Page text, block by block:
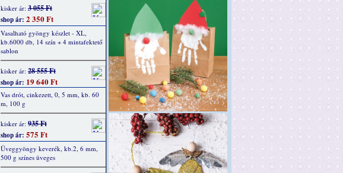
kisker ár: 3 055 Ft
shop ár: 2 350 Ft
Vasalható gyöngy készlet - XL,
kb.6000 db, 14 szín + 4 mintafektető
sablon
kisker ár: 28 555 Ft
shop ár: 19 640 Ft
Vas drót, cinkezett, 0, 5 mm, kb. 60
m, 100 g
kisker ár: 935 Ft
shop ár: 575 Ft
Üveggyöngy keverék, kb.2, 6 mm,
500 g színes üveges